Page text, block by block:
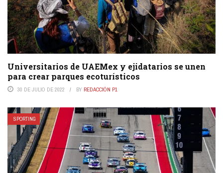
Universitarios de UAEMex y ejidatarios se unen
para crear parques ecoturísticos
30 DE JULIO DE 2022 BY REDACCIÓN P1
SPORTING